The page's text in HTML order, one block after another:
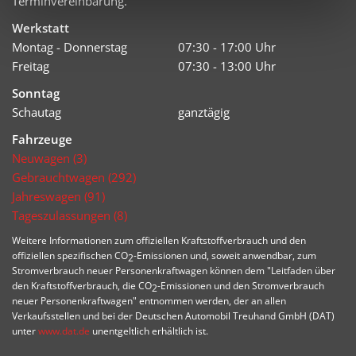
Werkstatt
Montag - Donnerstag
07:30 - 17:00 Uhr
Freitag
07:30 - 13:00 Uhr
Sonntag
Schautag
ganztägig
Fahrzeuge
Neuwagen (3)
Gebrauchtwagen (292)
Jahreswagen (91)
Tageszulassungen (8)
Weitere Informationen zum offiziellen Kraftstoffverbrauch und den
offiziellen spezifischen CO2-Emissionen und, soweit anwendbar, zum
Stromverbrauch neuer Personenkraftwagen können dem "Leitfaden über
den Kraftstoffverbrauch, die CO2-Emissionen und den Stromverbrauch
neuer Personenkraftwagen" entnommen werden, der an allen
Verkaufsstellen und bei der Deutschen Automobil Treuhand GmbH (DAT)
unterwww.dat.de unentgeltlich erhältlich ist.